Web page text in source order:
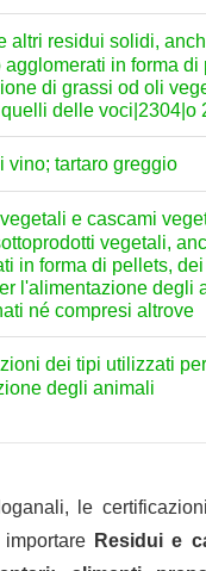
altri residui solidi,
agglomerati in forma di
di grassi od oli
delle voci|2304|o
vino; tartaro greggio
e cascami
vegetali,
in forma di pellets,
l'alimentazione degli
né compresi altrove
dei tipi utilizzati
degli animali
le
Residui e